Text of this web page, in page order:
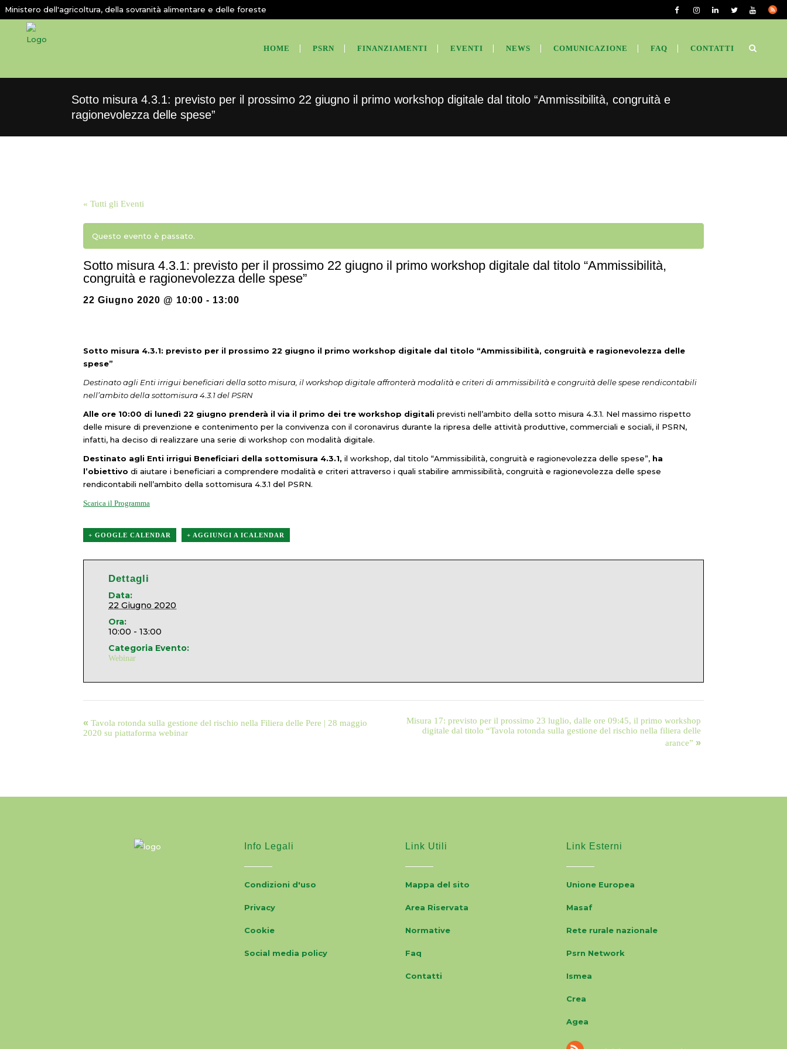
Ministero dell'agricoltura, della sovranità alimentare e delle foreste
HOME PSRN FINANZIAMENTI EVENTI NEWS COMUNICAZIONE FAQ CONTATTI
Sotto misura 4.3.1: previsto per il prossimo 22 giugno il primo workshop digitale dal titolo “Ammissibilità, congruità e
ragionevolezza delle spese”
« Tutti gli Eventi
Questo evento è passato.
Sotto misura 4.3.1: previsto per il prossimo 22 giugno il primo workshop digitale dal titolo “Ammissibilità,
congruità e ragionevolezza delle spese”
22 Giugno 2020 @ 10:00 - 13:00
Sotto misura 4.3.1: previsto per il prossimo 22 giugno il primo workshop digitale dal titolo “Ammissibilità, congruità e ragionevolezza delle
spese”
Destinato agli Enti irrigui beneficiari della sotto misura, il workshop digitale affronterà modalità e criteri di ammissibilità e congruità delle spese rendicontabili
nell’ambito della sottomisura 4.3.1 del PSRN
Alle ore 10:00 di lunedì 22 giugno prenderà il via il primo dei tre workshop digitali previsti nell’ambito della sotto misura 4.3.1. Nel massimo rispetto
delle misure di prevenzione e contenimento per la convivenza con il coronavirus durante la ripresa delle attività produttive, commerciali e sociali, il PSRN,
infatti, ha deciso di realizzare una serie di workshop con modalità digitale.
Destinato agli Enti irrigui Beneficiari della sottomisura 4.3.1, il workshop, dal titolo “Ammissibilità, congruità e ragionevolezza delle spese”, ha
l’obiettivo di aiutare i beneficiari a comprendere modalità e criteri attraverso i quali stabilire ammissibilità, congruità e ragionevolezza delle spese
rendicontabili nell’ambito della sottomisura 4.3.1 del PSRN.
Scarica il Programma
+ GOOGLE CALENDAR + AGGIUNGI A ICALENDAR
Dettagli
Data:
22 Giugno 2020
Ora:
10:00 - 13:00
Categoria Evento:
Webinar
« Tavola rotonda sulla gestione del rischio nella Filiera delle Pere | 28 maggio
2020 su piattaforma webinar
Misura 17: previsto per il prossimo 23 luglio, dalle ore 09:45, il primo workshop
digitale dal titolo “Tavola rotonda sulla gestione del rischio nella filiera delle
arance” »
Info Legali
Condizioni d'uso
Privacy
Cookie
Social media policy
Link Utili
Mappa del sito
Area Riservata
Normative
Faq
Contatti
Link Esterni
Unione Europea
Masaf
Rete rurale nazionale
Psrn Network
Ismea
Crea
Agea